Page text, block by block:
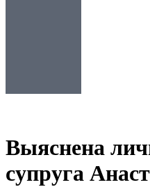
Выяснена
супруга